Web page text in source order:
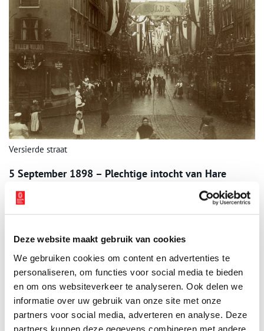
Deze website maakt gebruik van cookies
We gebruiken cookies om content en advertenties te
personaliseren, om functies voor social media te bieden
en om ons websiteverkeer te analyseren. Ook delen we
informatie over uw gebruik van onze site met onze
partners voor social media, adverteren en analyse. Deze
partners kunnen deze gegevens combineren met andere
Versierde straat
5 September 1898 – Plechtige intocht van Hare
Majesteit te Amsterdam.
Ik reed naar het station langs eenen vooraf bepaalden weg.
stond enkel blijde verwachting te lezen. De hemel was een
beetje bewolkt en zelfs was er een buitje gevallen. Ik had mij
daarom gewapend met parapllui en regenmantel (die echter niet
nodig is geweest, want bij het binnenkomen van den trein die
H.M. bracht kwam de Oranjezon doorbreken en bleef ons verder
die dagen onafgebroken beschijnen).